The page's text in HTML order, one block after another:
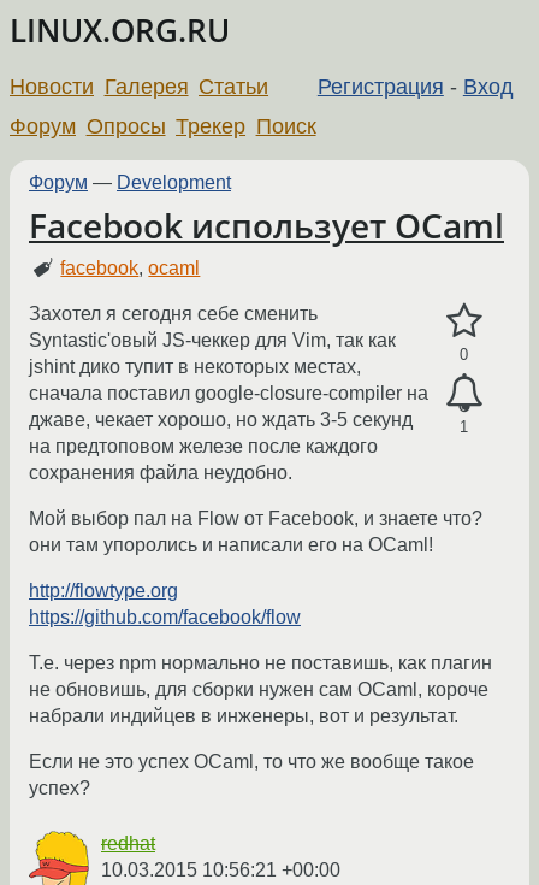
LINUX.ORG.RU
Регистрация - Вход
Новости Галерея Статьи
Форум Опросы Трекер Поиск
Форум — Development
Facebook использует OCaml
facebook,ocaml
0
1
Захотел я сегодня себе сменить
Syntastic'овый JS-чеккер для Vim, так как
jshint дико тупит в некоторых местах,
сначала поставил google-closure-compiler на
джаве, чекает хорошо, но ждать 3-5 секунд
на предтоповом железе после каждого
сохранения файла неудобно.
Мой выбор пал на Flow от Facebook, и знаете что?
они там упоролись и написали его на OCaml!
http://flowtype.org
https://github.com/facebook/flow
Т.е. через npm нормально не поставишь, как плагин
не обновишь, для сборки нужен сам OCaml, короче
набрали индийцев в инженеры, вот и результат.
Если не это успех OCaml, то что же вообще такое
успех?
redhat
10.03.2015 10:56:21 +00:00